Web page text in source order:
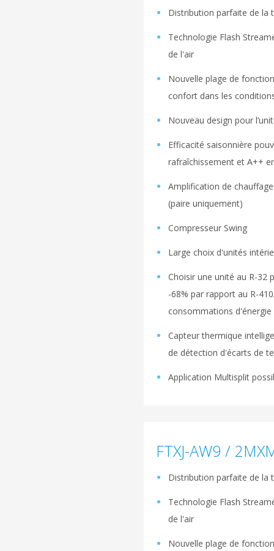
Distribution parfaite de la
Technologie Flash
de l'air
Nouvelle plage de
confort dans les
Nouveau design pour
Efficacité saisonnière
rafraîchissement et A++
Amplification de
(paire uniquement)
Compresseur Swing
Large choix d'unités
Choisir une unité au R-32
-68% par rapport au R-
consommations d'énergie
Capteur thermique
de détection d'écarts de
Application Multisplit
FTXJ-AW9 /
Distribution parfaite de la
Technologie Flash
de l'air
Nouvelle plage de